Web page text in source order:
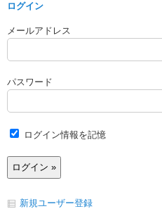
ログイン
メールアドレス
パスワード
ログイン情報を記憶
新規ユーザー登録